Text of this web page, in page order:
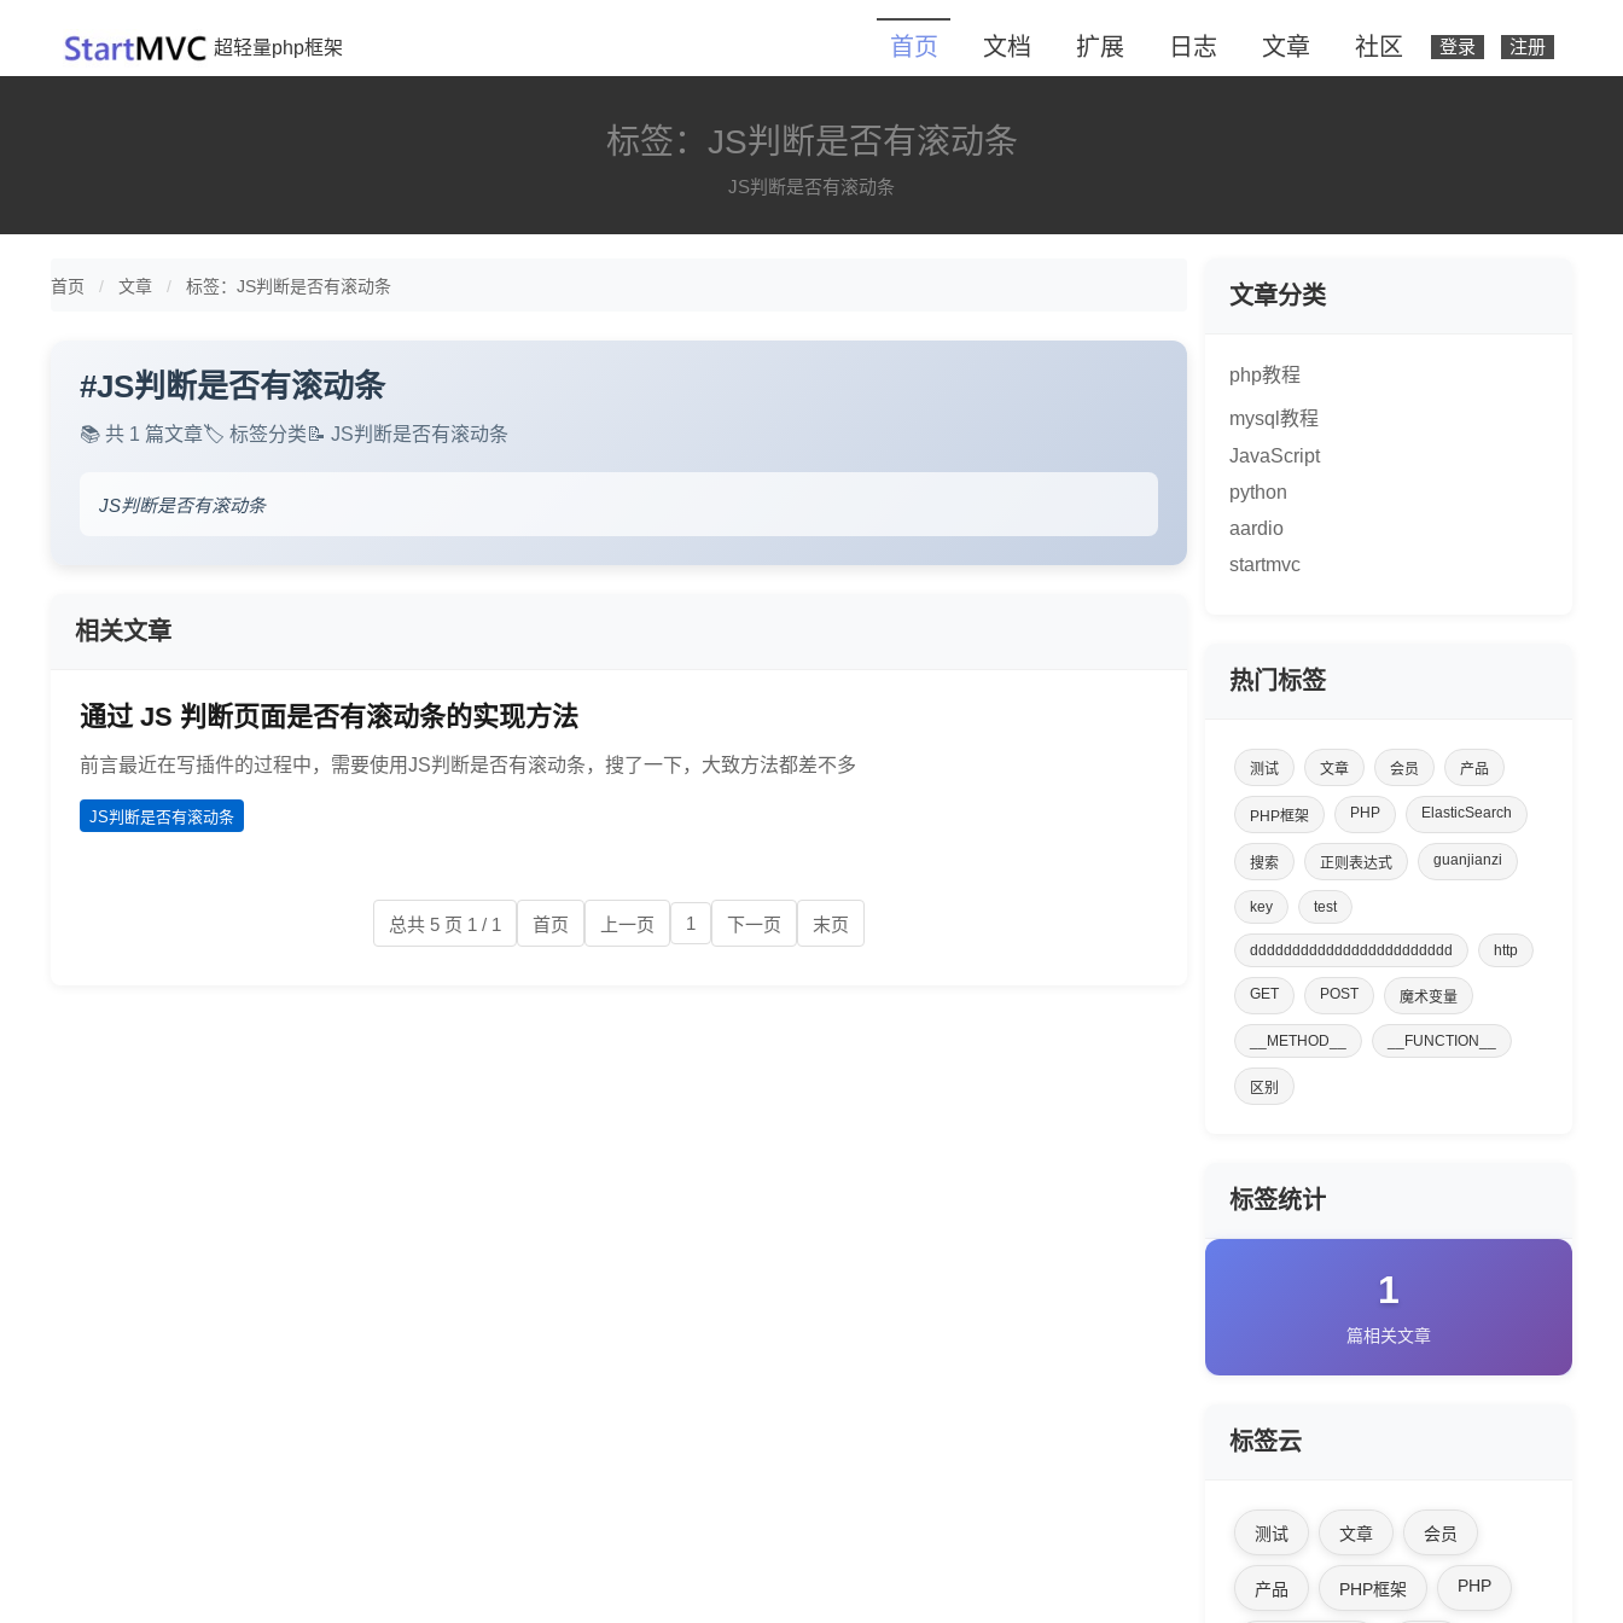
超轻量php框架 首页 文档 扩展 日志 文章 社区 登录 注册
标签：JS判断是否有滚动条
JS判断是否有滚动条
首页 文章 标签：JS判断是否有滚动条
#JS判断是否有滚动条
📚 共 1 篇文章🏷️ 标签分类 📝 JS判断是否有滚动条
JS判断是否有滚动条
相关文章
通过 JS 判断页面是否有滚动条的实现方法
前言最近在写插件的过程中，需要使用JS判断是否有滚动条，搜了一下，大致方法都差不多
JS判断是否有滚动条
总共 5 页 1 / 1 首页 上一页 1 下一页 末页
文章分类
php教程
mysql教程
JavaScript
python
aardio
startmvc
热门标签
测试 文章 会员 产品
PHP框架 PHP ElasticSearch
搜索 正则表达式 guanjianzi
key test
dddddddddddddddddddddddd http
GET POST 魔术变量
__METHOD__ __FUNCTION__
区别
标签统计
1
篇相关文章
标签云
测试 文章 会员
产品 PHP框架 PHP